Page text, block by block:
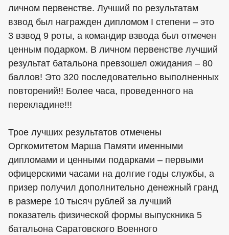
личном первенстве. Лучший по результатам
взвод был награжден дипломом I степени – это
3 взвод 9 роты, а командир взвода был отмечен
ценным подарком. В личном первенстве лучший
результат батальона превзошел ожидания – 80
баллов! Это 320 последовательно выполненных
повторений!! Более часа, проведенного на
перекладине!!!
Трое лучших результатов отмечены
Оргкомитетом Марша Памяти именными
дипломами и ценными подарками – первыми
офицерскими часами на долгие годы службы, а
призер получил дополнительно денежный гранд
в размере 10 тысяч рублей за лучший
показатель физической формы выпускника 5
батальона Саратовского Военного